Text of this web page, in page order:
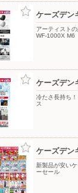
ケーズデン
アーティストの
WF-1000X M6
ケーズデン
冷たさ長持ち
ス
ケーズデン
新製品が安い
ーセール